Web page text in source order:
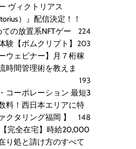
ヴィクトリアス
）』配信決定！！
224
ての放置系NFTゲー
験【ボムクリプト】
203
ウェビナー】月７桁稼
時間管理術を教えま
193
コーポレーション 最短3
料！西日本エリアに特
クタリング福岡 】
148
【完全在宅】時給20,000
り処と請け方のすべて